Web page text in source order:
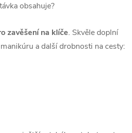
obsahuje?
zavěšení na klíče. Skvěle doplní
a další drobnosti na cesty: